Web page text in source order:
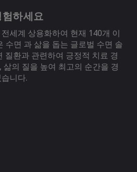
MFet al.Sleep Med.
40.
하세요
세계 상용화하여 현재 140개 이
수면 과 삶을 돕는 글로벌 수면 솔
질환과 관련하여 긍정적 치료 경
의 질을 높여 최고의 순간을 경
니다.